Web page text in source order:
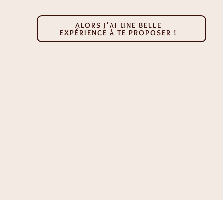
ALORS J'AI UNE BELLE
EXPÉRIENCE À TE PROPOSER !